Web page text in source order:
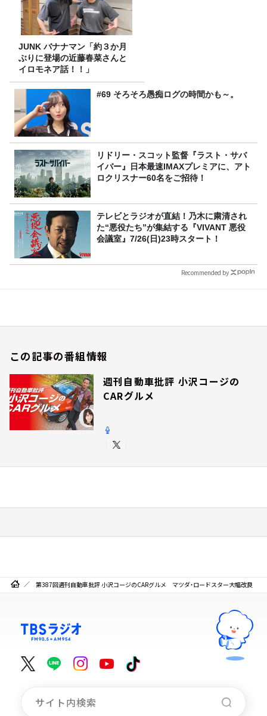
JUNK バナナマン「約３か月
ぶりに登場の近藤春菜さんと
イロモネア話！！」
#69 そろそろ愚痴ログの時間かも～。
リドリー・スコット監督『ラスト・サバ
イバー』日本最速IMAXプレミアに、アト
ロクリスナー60名をご招待！
テレビとラジオが直結！乃木に粛清され
た“悪役たち”が集結する『VIVANT 悪役
会議室』7/26(日)23時スタート！
Recommended by
この記事の番組情報
週刊自動車批評 小沢コージの
CARグルメ
第387回週刊自動車批評 小沢コージのCARグルメ マツダ・ロードスター大幅改良